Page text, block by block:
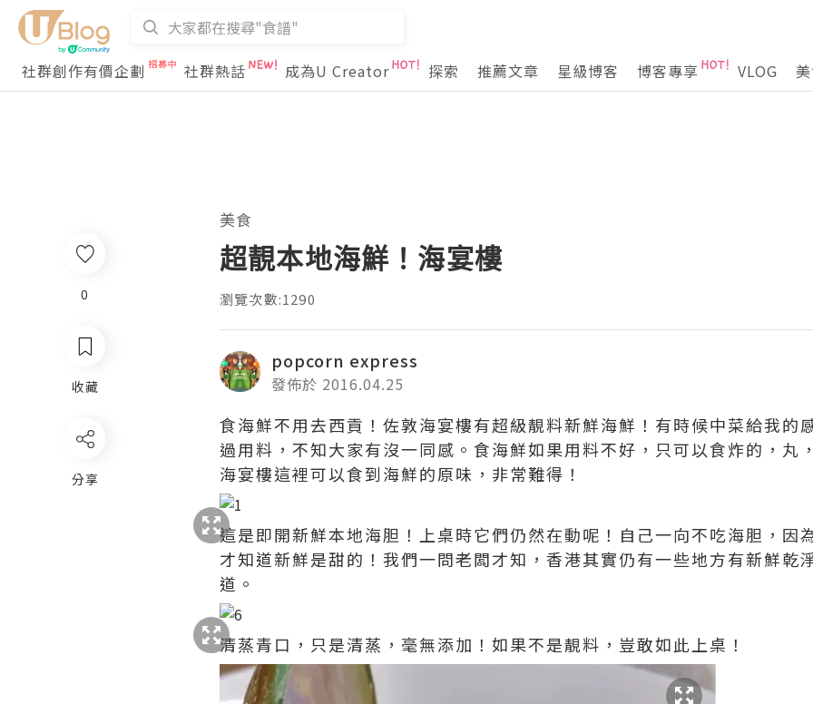
社群創作有價企劃 社群熱話 成為U Creator 探索 推薦文章 星級博客 博客專享 VLOG
美食
超靚本地海鮮！海宴樓
瀏覽次數:1290
popcorn express
發佈於 2016.04.25
食海鮮不用去西貢！佐敦海宴樓有超級靚料新鮮海鮮！有時候中菜給我的
過用料，不知大家有沒一同感。食海鮮如果用料不好，只可以食炸的，丸
海宴樓這裡可以食到海鮮的原味，非常難得！
這是即開新鮮本地海胆！上桌時它們仍然在動呢！自己一向不吃海胆，因
才知道新鮮是甜的！我們一問老闆才知，香港其實仍有一些地方有新鮮乾
道。
清蒸青口，只是清蒸，毫無添加！如果不是靚料，豈敢如此上桌！
0
收藏
分享